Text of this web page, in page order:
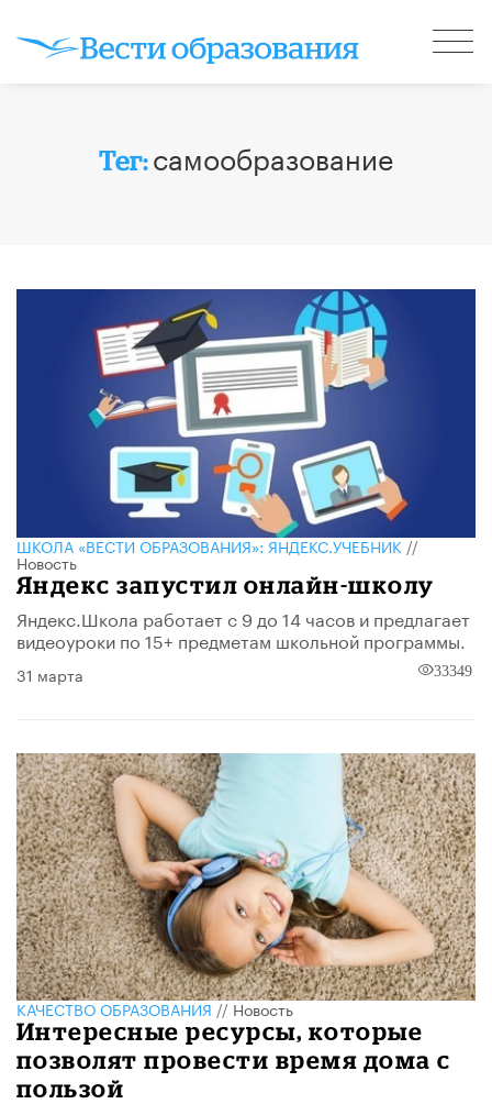
Тег:самообразование
ШКОЛА «ВЕСТИ ОБРАЗОВАНИЯ»: ЯНДЕКС.УЧЕБНИК//
Новость
Яндекс запустил онлайн-школу
Яндекс.Школа работает с 9 до 14 часов и предлагает
видеоуроки по 15+ предметам школьной программы.
31 марта 33349
КАЧЕСТВО ОБРАЗОВАНИЯ//Новость
Интересные ресурсы, которые
позволят провести время дома с
пользой